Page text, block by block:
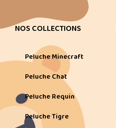
NOS COLLECTIONS
Peluche Minecraft
Peluche Chat
Peluche Requin
Peluche Tigre